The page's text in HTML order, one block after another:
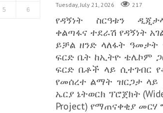
5 6
Tuesday, July 21, 2026 217
የዳኝነት ስርዓቱን
ቀልጣፋና ተደራሽ የዳኝነት
ይቻል ዘንድ ላለፋት ዓመታት
ፍርድ ቤት ከኢትዮ ቴሌኮም
ፍርድ ቤቶች ላይ ሲተገብር
የመሰረተ ልማት ዝርጋታ ላይ
ኤርያ ኔትወርክ ፕሮጀክት
Project) የማጠናቀቂያ መርሃ